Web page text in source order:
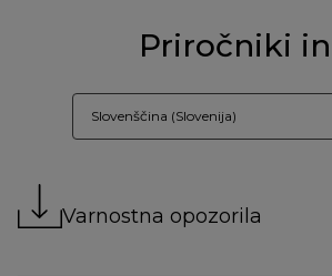
Priročniki
Slovenščina (Slovenija)
Varnostna opozorila